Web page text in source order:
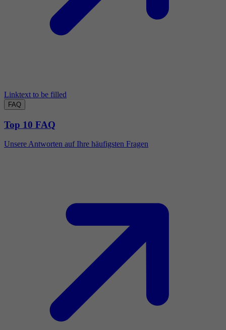
Linktext to be filled
FAQ
Top 10 FAQ
Unsere Antworten auf Ihre häufigsten Fragen